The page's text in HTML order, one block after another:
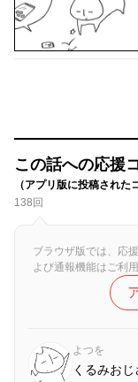
この話への応援
（アプリ版に投稿された
138回
ブラウザ版では、応
よび通報機能はご利
よつを
くるみお